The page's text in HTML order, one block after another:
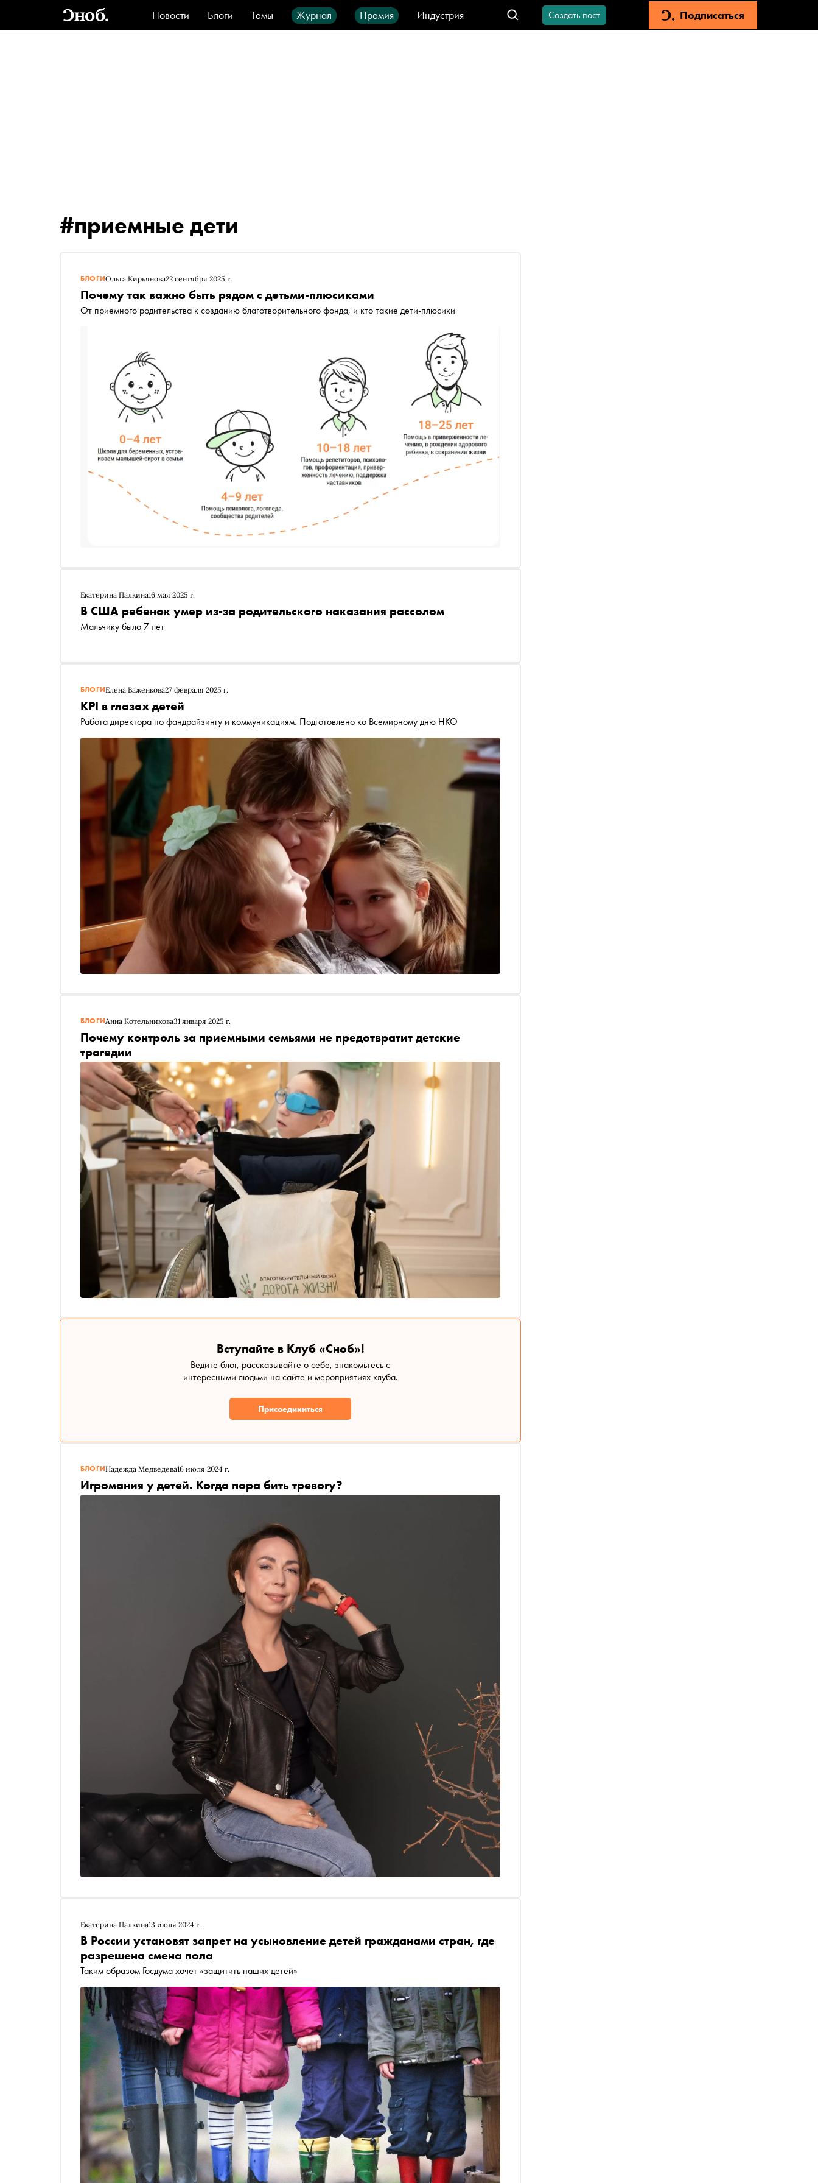
Новости Блоги Темы Журнал Премия
Индустрия
Стиль
Видео Город IT-продукты
Создать пост Подписаться
#приемные дети
БЛОГИОльга Кирьянова22 сентября 2025 г.
Почему так важно быть рядом с детьми-плюсиками
От приемного родительства к созданию благотворительного фонда, и кто такие дети-плюсики
Екатерина Палкина16 мая 2025 г.
В США ребенок умер из-за родительского наказания рассолом
Мальчику было 7 лет
БЛОГИЕлена Важенкова27 февраля 2025 г.
KPI в глазах детей
Работа директора по фандрайзингу и коммуникациям. Подготовлено ко Всемирному дню НКО
БЛОГИАнна Котельникова31 января 2025 г.
Почему контроль за приемными семьями не предотвратит детские
трагедии
Вступайте в Клуб «Сноб»!
Ведите блог, рассказывайте о себе, знакомьтесь с
интересными людьми на сайте и мероприятиях клуба.
Присоединиться
БЛОГИНадежда Медведева16 июля 2024 г.
Игромания у детей. Когда пора бить тревогу?
Екатерина Палкина13 июля 2024 г.
В России установят запрет на усыновление детей гражданами стран, где
разрешена смена пола
Таким образом Госдума хочет «защитить наших детей»